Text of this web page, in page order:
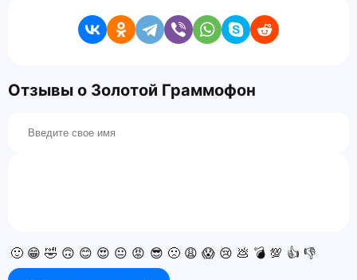
Отзывы о Золотой Граммофон
🙂 😁 🤣 🙃 😊 😍 😐 😡 😎 🙁 😩 😱 😢 💩 💣 💯 👍 👎